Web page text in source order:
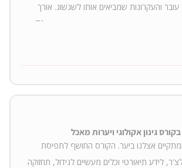
והעקרונות שמביאים אותו לשגשוג. אורך
הסיור כ-80 דקות. שיעור יוגה בשיטת אשטנגה ויניאס, אורכו כ-70
גינון אקולוגי ויערות מאכל
39 ש"ש המתקיים אצלנו ביער. הקורס החושף לתפיסת
לידע תיאורטי וכלים מעשיים לגידול, תחזוקה